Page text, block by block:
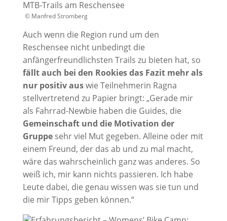
© Manfred Stromberg
Auch wenn die Region rund um den
Reschensee nicht unbedingt die
anfängerfreundlichsten Trails zu bieten hat, so
fällt auch bei den Rookies das Fazit mehr als
nur positiv auswie Teilnehmerin Ragna
stellvertretend zu Papier bringt: „Gerade mir
als Fahrrad-Newbie haben die Guides, die
Gemeinschaft und die Motivation der
Gruppesehr viel Mut gegeben. Alleine oder mit
einem Freund, der das ab und zu mal macht,
wäre das wahrscheinlich ganz was anderes. So
weiß ich, mir kann nichts passieren. Ich habe
Leute dabei, die genau wissen was sie tun und
die mir Tipps geben können.“